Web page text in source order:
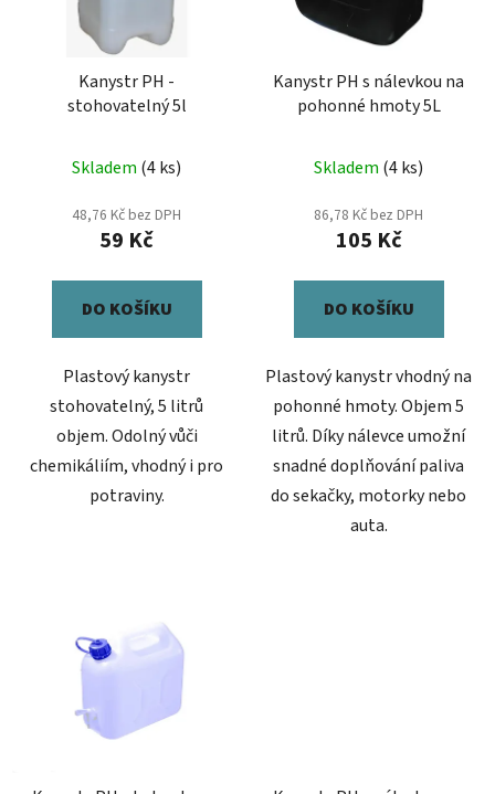
Kanystr PH -
stohovatelný 5l
Skladem (4 ks)
48,76 Kč bez DPH
59 Kč
DO KOŠÍKU
Plastový kanystr
stohovatelný, 5 litrů
objem. Odolný vůči
chemikáliím, vhodný i pro
potraviny.
Kanystr PH s nálevkou na
pohonné hmoty 5L
Skladem (4 ks)
86,78 Kč bez DPH
105 Kč
DO KOŠÍKU
Plastový kanystr vhodný na
pohonné hmoty. Objem 5
litrů. Díky nálevce umožní
snadné doplňování paliva
do sekačky, motorky nebo
auta.